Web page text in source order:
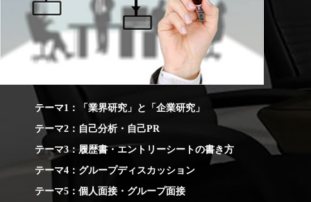
テーマ1：「業界研究」と「企業研究」
テーマ2：自己分析・自己PR
テーマ3：履歴書・エントリーシートの書き方
テーマ4：グループディスカッション
テーマ5：個人面接・グループ面接